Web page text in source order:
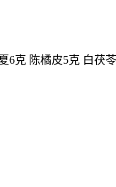
克 陈橘皮5克 白茯